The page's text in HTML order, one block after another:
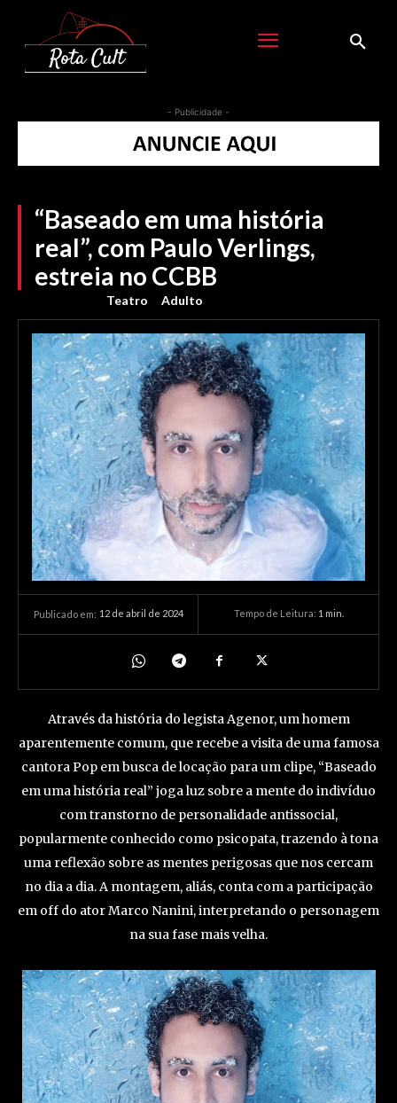
- Publicidade -
“Baseado em uma história
real”, com Paulo Verlings,
estreia no CCBB
Teatro Adulto
Publicado em: 12 de abril de 2024 Tempo de Leitura: 1 min.
Através da história do legista Agenor, um homem
aparentemente comum, que recebe a visita de uma famosa
cantora Pop em busca de locação para um clipe, “Baseado
em uma história real” joga luz sobre a mente do indivíduo
com transtorno de personalidade antissocial,
popularmente conhecido como psicopata, trazendo à tona
uma reflexão sobre as mentes perigosas que nos cercam
no dia a dia. A montagem, aliás, conta com a participação
em off do ator Marco Nanini, interpretando o personagem
na sua fase mais velha.